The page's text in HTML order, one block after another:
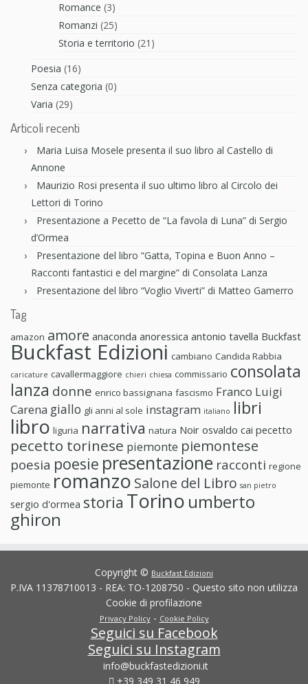
Romance (3)
Romanzi (25)
Storia e territorio (21)
Poesia (16)
Senza categoria (0)
Varia (29)
Articoli recenti
Maria Luisa Mosele presenta il suo libro al Castello di
Annone
Maurizio Rosi presenta il suo ultimo libro al Circolo dei
Lettori di Torino
Presentazione a Pecetto de “La favola di Luna” di Sergio
d’Ormea
Presentazione del libro “Gatta, Topina e Buon Anno –
Racconti fantastici e del margine” di Consolata Lanza
Presentazione del libro “Voglio Viverti” di Matteo Gamerro
Tag
amazon amore anaconda anoressica antonio tavella Buckfast
Buckfast Edizioni cambiano Candida Rabbia
caricature cavallermaggiore chieri chiesa commissario consolata
lanza donne enrico bassignana fascismo Franco Luigi
Carena giallo gli anni al sole instagram italiano libri
libro liguria narrativa natura Noir osvaldo cai pecetto
pecetto torinese piemonte piemontese
poesia poesie presentazione racconti regione
piemonte romanzo Salone del Libro san pietro
sergio d'ormea storia Torino umberto
ghiron
Copyright © Buckfast Edizioni
P.IVA 11378710013 - REA: TO-1208750 - Questo sito non utilizza
Cookie di profilazione
Privacy Policy- Cookie Policy
Seguici su Facebook
Seguici su Instagram
info@buckfastedizioni.it
+39 349 31 46 949